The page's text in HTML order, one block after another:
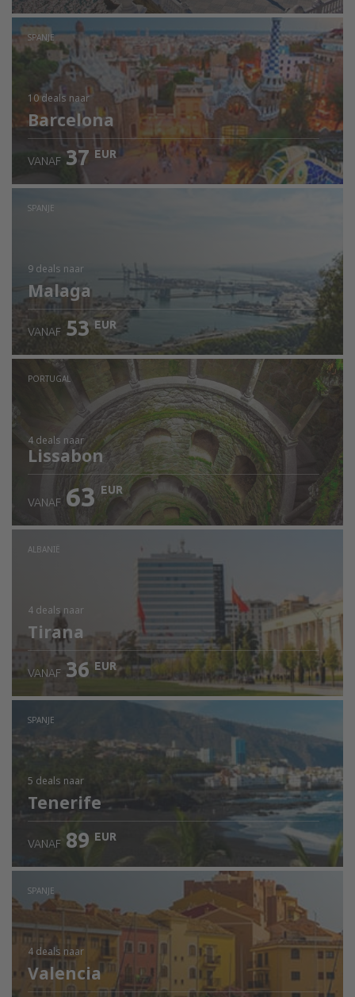
SPANJE
10 deals naar
Barcelona
VANAF 37 EUR
SPANJE
9 deals naar
Malaga
VANAF 53 EUR
PORTUGAL
4 deals naar
Lissabon
VANAF 63 EUR
ALBANIË
4 deals naar
Tirana
VANAF 36 EUR
SPANJE
5 deals naar
Tenerife
VANAF 89 EUR
SPANJE
4 deals naar
Valencia